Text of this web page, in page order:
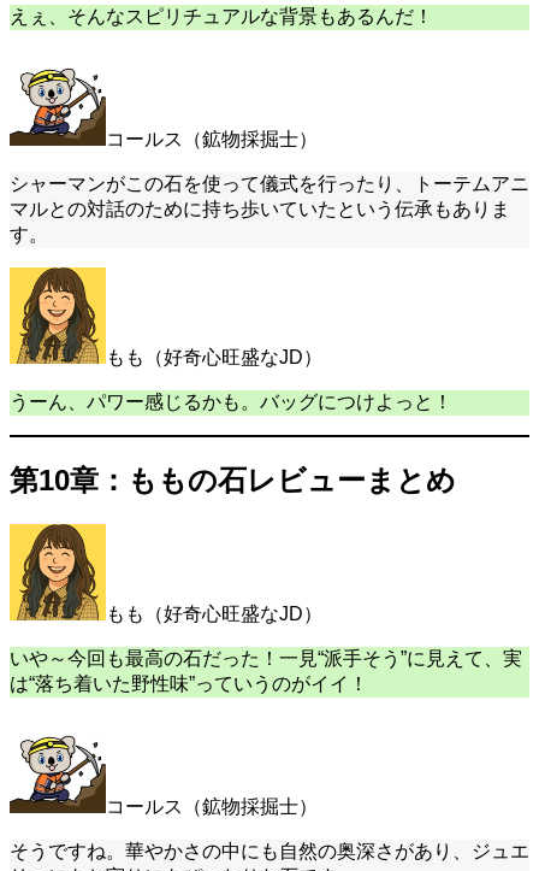
えぇ、そんなスピリチュアルな背景もあるんだ！
コールス（鉱物採掘士）
シャーマンがこの石を使って儀式を行ったり、トーテムアニ
マルとの対話のために持ち歩いていたという伝承もありま
す。
もも（好奇心旺盛なJD）
うーん、パワー感じるかも。バッグにつけよっと！
第10章：ももの石レビューまとめ
もも（好奇心旺盛なJD）
いや～今回も最高の石だった！一見“派手そう”に見えて、実
は“落ち着いた野性味”っていうのがイイ！
コールス（鉱物採掘士）
そうですね。華やかさの中にも自然の奥深さがあり、ジュエ